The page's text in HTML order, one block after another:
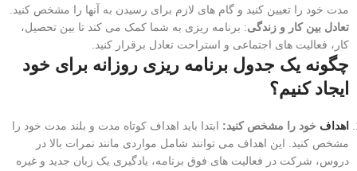
مدت خود را تعیین کنید و گام های لازم برای رسیدن به آنها را مشخص کنید.
تعادل بین کار و زندگی: برنامه ریزی به شما کمک می کند تا بین تحصیل،
کار، فعالیت های اجتماعی و استراحت تعادل برقرار کنید.
چگونه یک جدول برنامه ریزی روزانه برای خود
ایجاد کنیم؟
اهداف خود را مشخص کنید: ابتدا باید اهداف کوتاه مدت و بلند مدت خود را
مشخص کنید. این اهداف می توانند شامل مواردی مانند نمرات بالا در
دروس، شرکت در فعالیت های فوق برنامه، یادگیری یک زبان جدید و غیره